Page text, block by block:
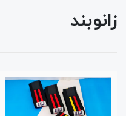
زانوبند